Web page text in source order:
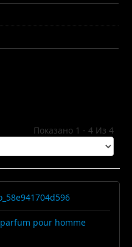
Показано 1 - 4 Из 4
pour homme